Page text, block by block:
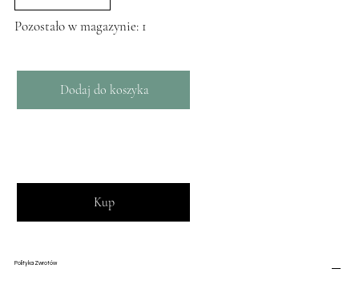
Pozostało w magazynie: 1
Dodaj do koszyka
Kup
Polityka Zwrotów